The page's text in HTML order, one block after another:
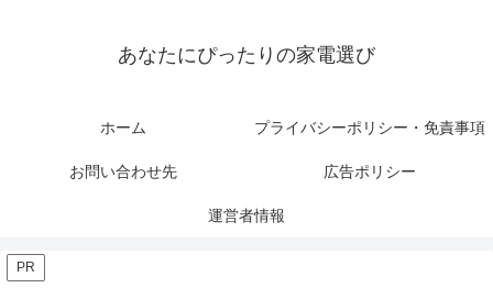
あなたにぴったりの家電選び
ホーム プライバシーポリシー・免責事項
お問い合わせ先 広告ポリシー
運営者情報
PR